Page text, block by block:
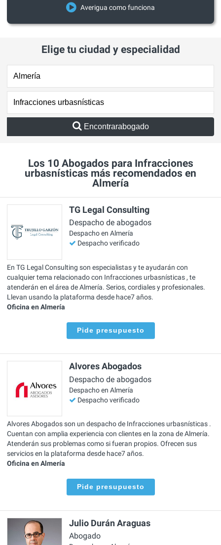
Averigua como funciona
Elige tu ciudad y especialidad
Encontrarabogado
Los 10 Abogados para Infracciones
urbasnísticas más recomendados en
Almería
TG Legal Consulting
Despacho de abogados
Despacho en Almería
Despacho verificado
En TG Legal Consulting son especialistas y te ayudarán con
cualquier tema relacionado con Infracciones urbasnísticas , te
atenderán en el área de Almería. Serios, cordiales y profesionales.
Llevan usando la plataforma desde hace7 años.
Oficina en Almería
Pide presupuesto
Alvores Abogados
Despacho de abogados
Despacho en Almería
Despacho verificado
Alvores Abogados son un despacho de Infracciones urbasnísticas .
Cuentan con amplia experiencia con clientes en la zona de Almería.
Atenderán sus problemas como si fueran propios. Ofrecen sus
servicios en la plataforma desde hace7 años.
Oficina en Almería
Pide presupuesto
Julio Durán Araguas
Abogado